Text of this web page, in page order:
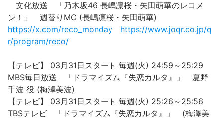
文化放送 「乃木坂46 長嶋凛桜・矢田萌華のレコメ
ン！」 週替りMC (長嶋凛桜・矢田萌華)
https://x.com/reco_monday
https://www.joqr.co.jp/q
r/program/reco/
【テレビ】 03月31日スタート 毎週(火) 24:59～25:29
MBS毎日放送 「ドラマイズム『失恋カルタ』」 夏野
千波 役 (梅澤美波)
【テレビ】 03月31日スタート 毎週(火) 25:26～25:56
TBSテレビ 「ドラマイズム『失恋カルタ』」 (梅澤美